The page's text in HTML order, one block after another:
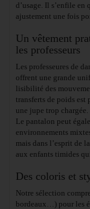
d’usage. Il s’enfile en
ajustement une fois
Un vêtement
les professeurs
Les professeures de
offrent une grande
lisibilité des
transferts de poids est
une jupe trop chargée.
Le pantalon peut
environnements
mais dans l’esprit de
aux enfants timides
Des coloris et
Notre sélection
bordeaux…) pour les